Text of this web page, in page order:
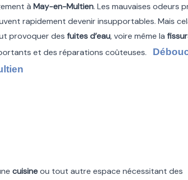
à May-en-Multien. Les mauvaises odeurs
rapidement devenir insupportables. Mais
provoquer des fuites d’eau, voire même la
et des réparations coûteuses.
cuisineou tout autre espace nécessitant des